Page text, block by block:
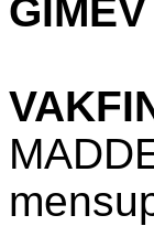
Güvenlik
Vakfımızda Görev